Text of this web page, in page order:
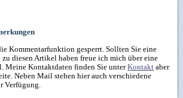
Kommentarfunktion gesperrt. Sollten Sie eine
zu diesen Artikel haben freue ich mich über eine
Meine Kontaktdaten finden Sie unterKontakt aber
Neben Mail stehen hier auch verschiedene
Verfügung.